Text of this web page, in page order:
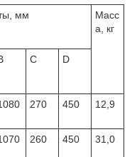
мм
Масс
а, кг
C D
270 450 12,9
260 450 31,0